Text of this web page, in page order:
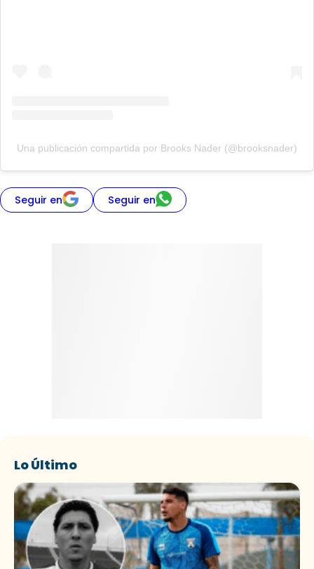
Una publicación compartida por Brooks Nader (@brooksnader)
Seguir en Seguir en
Lo Último